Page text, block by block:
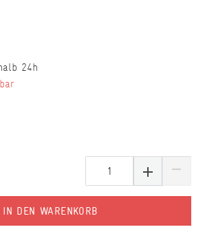
24h
IN DEN WARENKORB